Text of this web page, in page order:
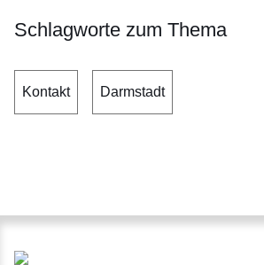
Schlagworte zum Thema
Kontakt Darmstadt